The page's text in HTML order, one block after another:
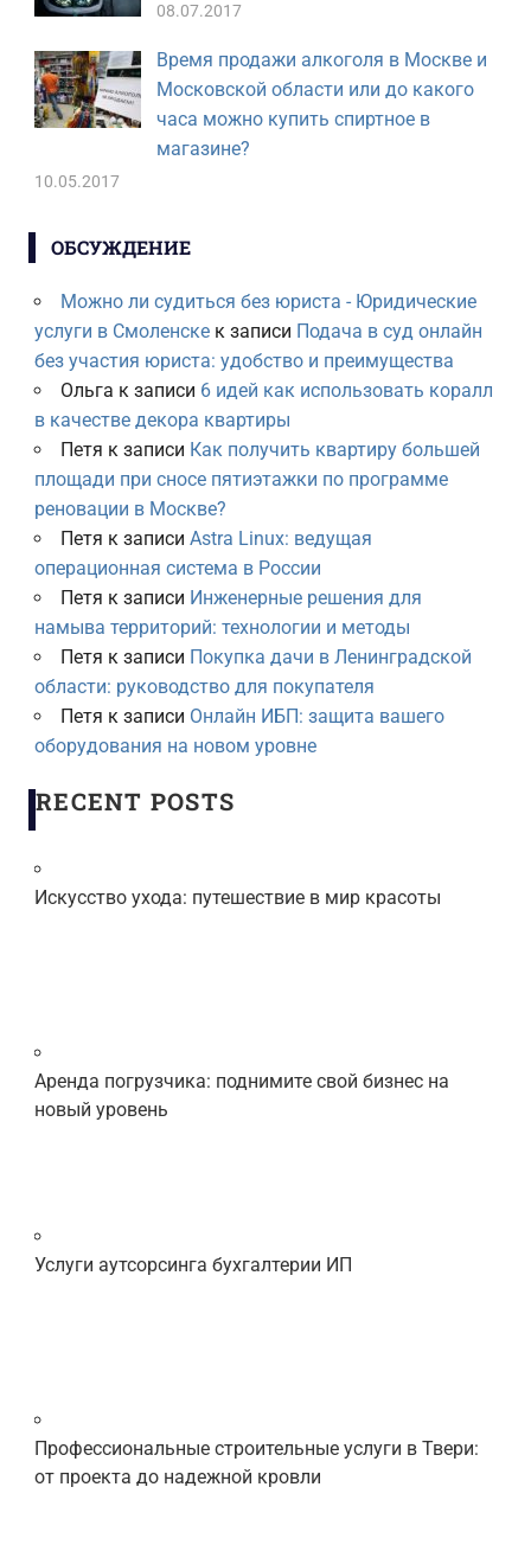
08.07.2017
Время продажи алкоголя в Москве и
Московской области или до какого
часа можно купить спиртное в
магазине?
10.05.2017
ОБСУЖДЕНИЕ
Можно ли судиться без юриста - Юридические
услуги в Смоленскек записи Подача в суд онлайн
без участия юриста: удобство и преимущества
Ольга к записи 6 идей как использовать коралл
в качестве декора квартиры
Петя к записи Как получить квартиру большей
площади при сносе пятиэтажки по программе
реновации в Москве?
Петя к записи Astra Linux: ведущая
операционная система в России
Петя к записи Инженерные решения для
намыва территорий: технологии и методы
Петя к записи Покупка дачи в Ленинградской
области: руководство для покупателя
Петя к записи Онлайн ИБП: защита вашего
оборудования на новом уровне
RECENT POSTS
Искусство ухода: путешествие в мир красоты
Аренда погрузчика: поднимите свой бизнес на
новый уровень
Услуги аутсорсинга бухгалтерии ИП
Профессиональные строительные услуги в Твери:
от проекта до надежной кровли